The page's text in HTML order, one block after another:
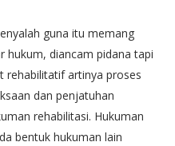
guna itu memang
hukum, diancam pidana tapi
rehabilitatif artinya proses
dan penjatuhan
rehabilitasi. Hukuman
bentuk hukuman lain